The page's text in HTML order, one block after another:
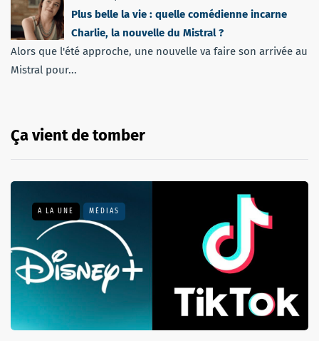
Plus belle la vie : quelle comédienne incarne
Charlie, la nouvelle du Mistral ?
Alors que l'été approche, une nouvelle va faire son arrivée au
Mistral pour...
Ça vient de tomber
A LA UNE MÉDIAS